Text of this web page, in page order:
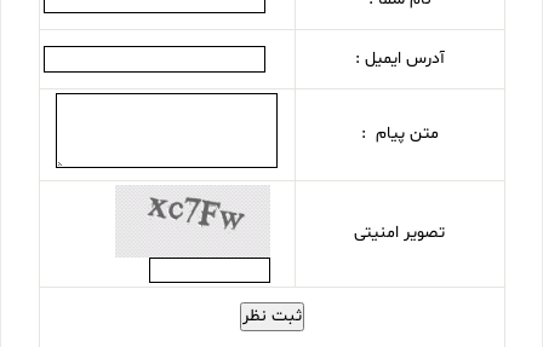
آدرس ایمیل :
متن پیام :
تصویر امنیتی
ثبت نظر